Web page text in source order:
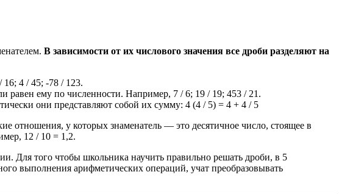
В зависимости от их числового значения все дроби разделяют на
4 / 45; -78 / 123.
равен ему по численности. Например, 7 / 6; 19 / 19; 453 / 21.
они представляют собой их сумму: 4 (4 / 5) = 4 + 4 / 5
у которых знаменатель — это десятичное число, стоящее в
12 / 10 = 1,2.
Для того чтобы школьника научить правильно решать дроби, в 5
выполнения арифметических операций, учат преобразовывать